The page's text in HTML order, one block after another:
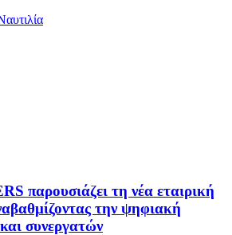
παρουσιάζει τη νέα εταιρική
την ψηφιακή
συνεργατών